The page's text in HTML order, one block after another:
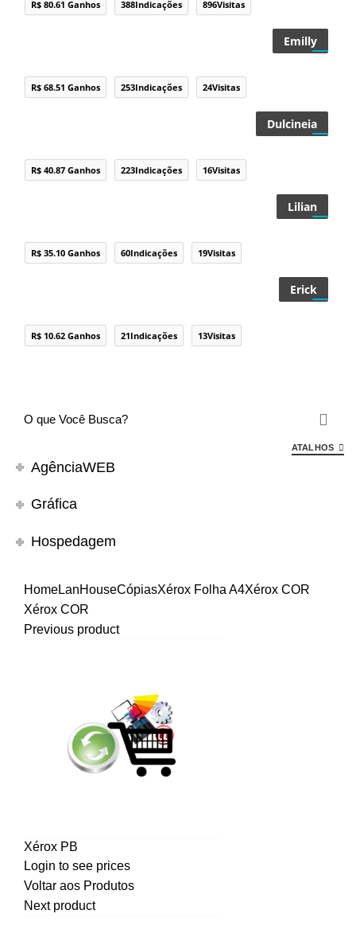
R$ 80.61 Ganhos 388Indicações 896Visitas
Emilly
R$ 68.51 Ganhos 253Indicações 24Visitas
Dulcineia
R$ 40.87 Ganhos 223Indicações 16Visitas
Lilian
R$ 35.10 Ganhos 60Indicações 19Visitas
Erick
R$ 10.62 Ganhos 21Indicações 13Visitas
ATALHOS
AgênciaWEB
Gráfica
Hospedagem
HomeLanHouseCópiasXérox Folha A4Xérox COR
Xérox COR
Previous product
Xérox PB
Login to see prices
Voltar aos Produtos
Next product